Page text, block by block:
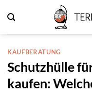
Inhalt
springen
KAUFBERATUNG
Schutzhülle
kaufen: